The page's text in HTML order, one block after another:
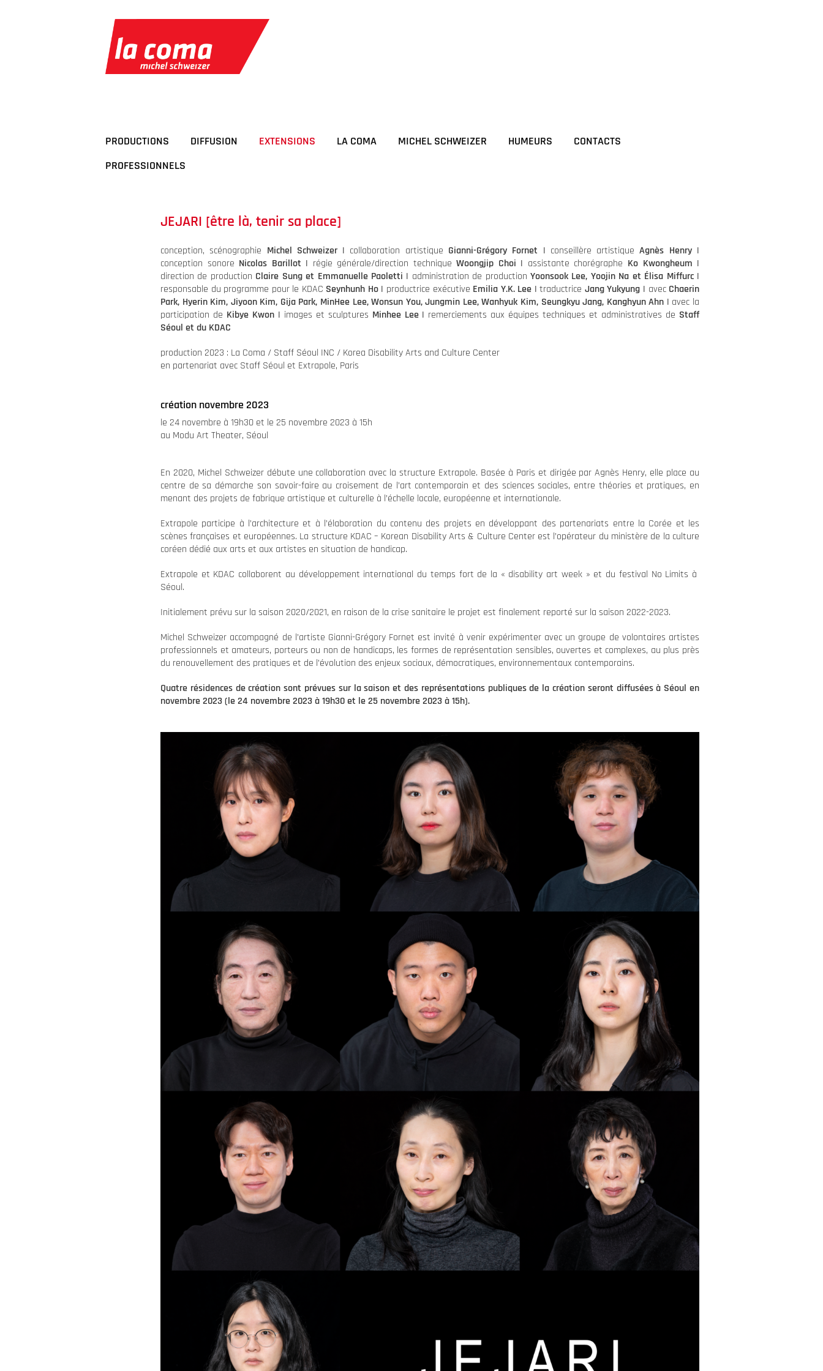
PRODUCTIONS DIFFUSION EXTENSIONS LA COMA MICHEL SCHWEIZER HUMEURS
CONTACTS
PROFESSIONNELS
JEJARI [être là, tenir sa place]
conception, scénographie Michel Schweizer | collaboration artistique Gianni-Grégory Fornet | conseillère artistique Agnès Henry |
conception sonore Nicolas Barillot | régie générale/direction technique Woongjip Choi | assistante chorégraphe Ko Kwongheum |
direction de production Claire Sung et Emmanuelle Paoletti | administration de production Yoonsook Lee, Yoojin Na et Élisa Miffurc |
responsable du programme pour le KDAC Seynhunh Ho | productrice exécutive Emilia Y.K. Lee |traductrice Jang Yukyung | avecChaerin
Park, Hyerin Kim, Jiyoon Kim, Gija Park, MinHee Lee, Wonsun You, Jungmin Lee, Wanhyuk Kim, Seungkyu Jang, Kanghyun Ahn | avec la
participation de Kibye Kwon | images et sculptures Minhee Lee | remerciements aux équipes techniques et administratives de Staff
Séoul et du KDAC
production 2023 : La Coma / Staff Séoul INC / Korea Disability Arts and Culture Center
en partenariat avec Staff Séoul et Extrapole, Paris
création novembre 2023
le 24 novembre à 19h30 et le 25 novembre 2023 à 15h
au Modu Art Theater, Séoul
En 2020, Michel Schweizer débute une collaboration avec la structure Extrapole. Basée à Paris et dirigée par Agnès Henry, elle place au
centre de sa démarche son savoir-faire au croisement de l’art contemporain et des sciences sociales, entre théories et pratiques, en
menant des projets de fabrique artistique et culturelle à l’échelle locale, européenne et internationale.
Extrapole participe à l’architecture et à l’élaboration du contenu des projets en développant des partenariats entre la Corée et les
scènes françaises et européennes. La structure KDAC – Korean Disability Arts & Culture Center est l’opérateur du ministère de la culture
coréen dédié aux arts et aux artistes en situation de handicap.
​Extrapole et KDAC collaborent au développement international du temps fort de la « disability art week » et du festival No Limits à
Séoul.
Initialement prévu sur la saison 2020/2021, en raison de la crise sanitaire le projet est finalement reporté sur la saison 2022-2023.
Michel Schweizer accompagné de l’artiste Gianni-Grégory Fornet est invité à venir expérimenter avec un groupe de volontaires artistes
professionnels et amateurs, porteurs ou non de handicaps, les formes de représentation sensibles, ouvertes et complexes, au plus près
du renouvellement des pratiques et de l’évolution des enjeux sociaux, démocratiques, environnementaux contemporains.
Quatre résidences de création sont prévues sur la saison et des représentations publiques de la création seront diffusées à Séoul en
novembre 2023 (le 24 novembre 2023 à 19h30 et le 25 novembre 2023 à 15h).